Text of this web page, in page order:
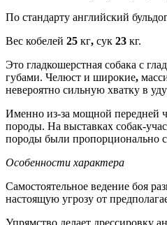
По стандарту английский
Вес кобелей 25 кг, сук 23 кг.
Это гладкошерстная собака с
губами. Челюст и широкие,
невероятно сильную хватку в
Именно из-за мощной передней
породы. На выставках собак-
породы были пропорционально
Особенности характера
Самостоятельное ведение боя
настоящую угрозу от
Упрямство делает дрессировку